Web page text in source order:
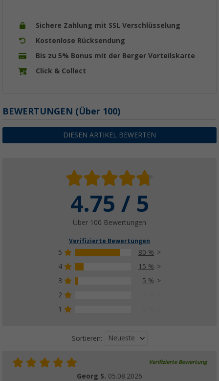
Sichere Zahlung mit SSL Verschlüsselung
Kostenlose Rücksendung
Bis zu 5% Bonus mit der Berger Vorteilskarte
Click & Collect
BEWERTUNGEN (Über 100)
DIESEN ARTIKEL BEWERTEN
4.75 / 5
Über 100 Bewertungen
Verifizierte Bewertungen
5
80 %
4
15 %
3
5 %
2
1
Sortieren: Neueste
Verifizierte Bewertung
Georg S. 05.08.2026